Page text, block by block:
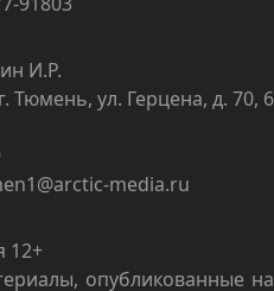
И.Р.
Тюмень, ул. Герцена, д. 70, 6
media.ru
12+
опубликованные на